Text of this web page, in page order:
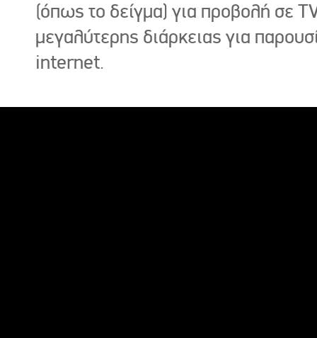
(όπως το δείγμα) για προβολή σε
μεγαλύτερης διάρκειας για
internet.